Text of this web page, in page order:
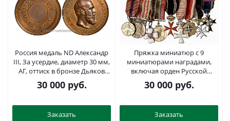
Россия медаль ND Александр
III, За усердие, диаметр 30 мм,
АГ, оттиск в бронзе Дьяков
896.6 бронза 00-818-20
30 000руб.
Заказать
Пряжка миниатюр с 9
миниатюрами наградами,
включая орден Русской
эмиграции 2-5-2-30
30 000руб.
Заказать